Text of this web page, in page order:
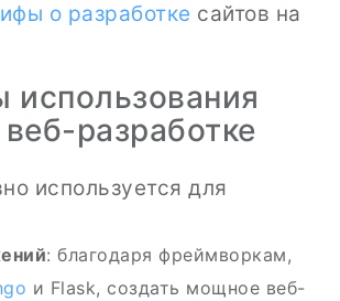
о разработке сайтов на
разработке
используется для
: благодаря фреймворкам,
и Flask, создать мощное веб-